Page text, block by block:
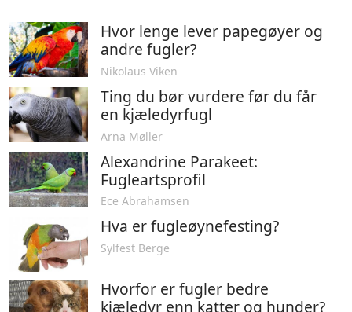
Hvor lenge lever papegøyer og
andre fugler?
Nikolaus Viken
Ting du bør vurdere før du får
en kjæledyrfugl
Arna Møller
Alexandrine Parakeet:
Fugleartsprofil
Ece Abrahamsen
Hva er fugleøynefesting?
Sylfest Berge
Hvorfor er fugler bedre
kjæledyr enn katter og hunder?